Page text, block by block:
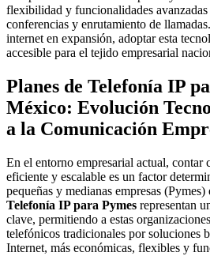
flexibilidad y funcionalidades
conferencias y enrutamiento de
internet en expansión, adoptar esta
accesible para el tejido empresarial
Planes de Telefonía IP
México: Evolución
a la Comunicación
En el entorno empresarial actual, contar
eficiente y escalable es un factor
pequeñas y medianas empresas
Telefonía IP para Pymes representan
clave, permitiendo a estas
telefónicos tradicionales por soluciones
Internet, más económicas, flexibles y